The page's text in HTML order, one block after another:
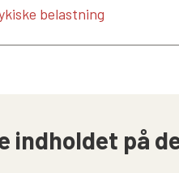
belastning
indholdet på